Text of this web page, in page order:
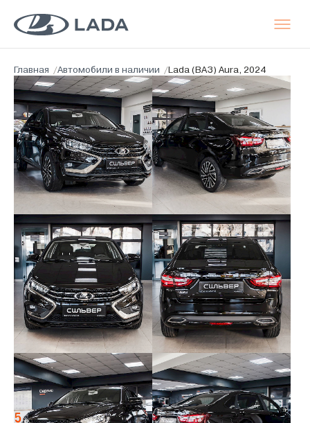
Главная /Автомобили в наличии / Lada (ВАЗ) Aura, 2024